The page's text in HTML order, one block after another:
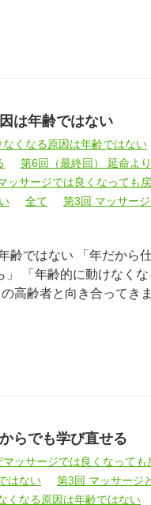
は年齢ではない
くなる原因は年齢ではない
第6回（最終回） 延命よ
ッサージでは良くなっても
全て
第3回 マッサー
齢ではない 「年だから仕
「年齢的に動けなくな
高齢者と向き合ってきま
らでも学び直せる
ッサージでは良くなっても
はない
第3回 マッサージ
くなる原因は年齢ではない